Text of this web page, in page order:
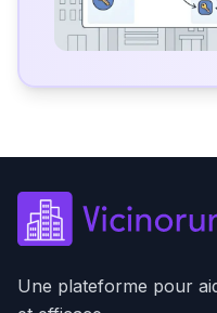
Une plateforme pour